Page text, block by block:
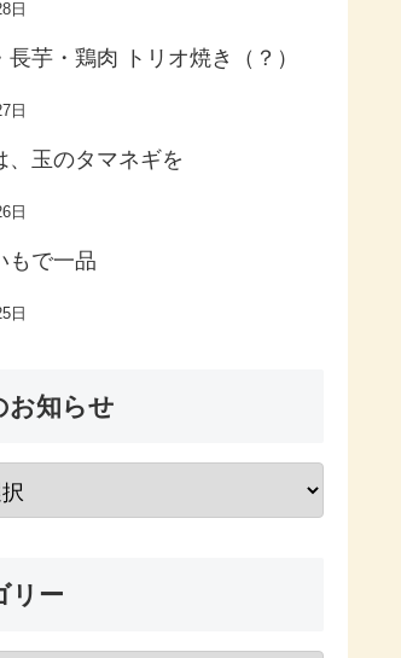
日
長芋・鶏肉 トリオ焼き（？）
日
、玉のタマネギを
日
もで一品
日
お知らせ
リー